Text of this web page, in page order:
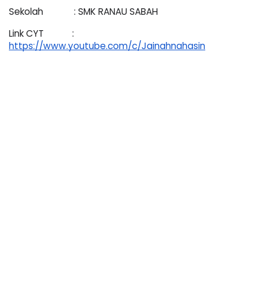
Sekolah             : SMK RANAU SABAH
https://www.youtube.com/c/Jainahnahasin